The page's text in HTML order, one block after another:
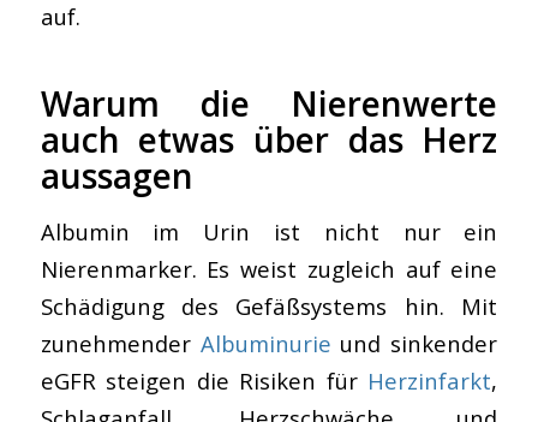
auf.
Warum die Nierenwerte
auch etwas über das Herz
aussagen
Albumin im Urin ist nicht nur ein
Nierenmarker. Es weist zugleich auf eine
Schädigung des Gefäßsystems hin. Mit
zunehmender Albuminurie und sinkender
eGFR steigen die Risiken für Herzinfarkt,